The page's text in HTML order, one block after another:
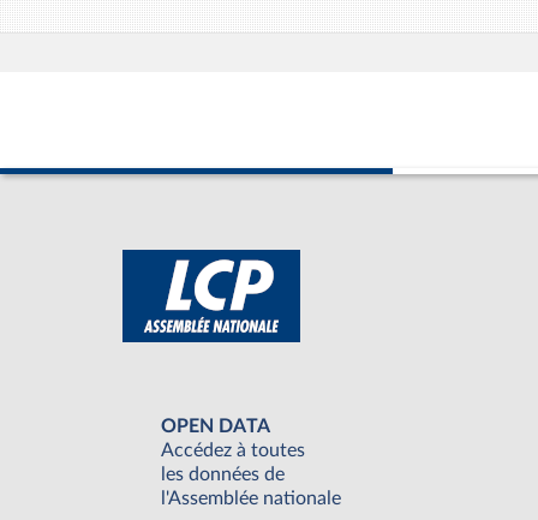
OPEN DATA
Accédez à toutes
les données de
l'Assemblée nationale